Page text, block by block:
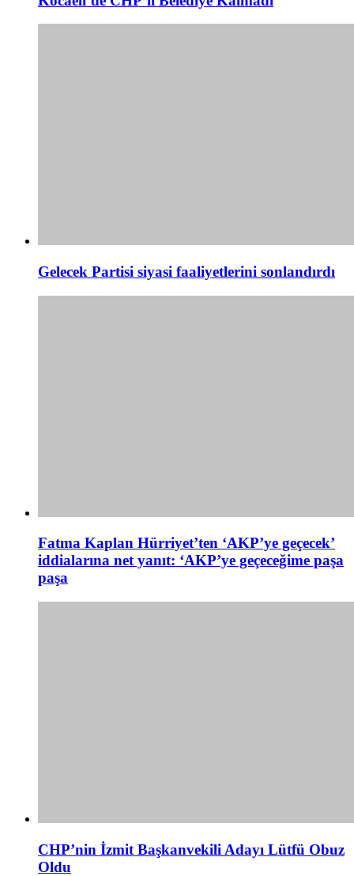
Gelecek Partisi siyasi faaliyetlerini sonlandırdı
Fatma Kaplan Hürriyet’ten ‘AKP’ye geçecek’
iddialarına net yanıt: ‘AKP’ye geçeceğime paşa
paşa
CHP’nin İzmit Başkanvekili Adayı Lütfü Obuz
Oldu